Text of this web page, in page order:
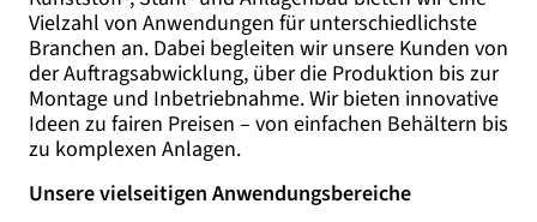
Vielzahl von Anwendungen für unterschiedlichste
Branchen an. Dabei begleiten wir unsere Kunden von
der Auftragsabwicklung, über die Produktion bis zur
Montage und Inbetriebnahme. Wir bieten innovative
Ideen zu fairen Preisen – von einfachen Behältern bis
zu komplexen Anlagen.
Unsere vielseitigen Anwendungsbereiche